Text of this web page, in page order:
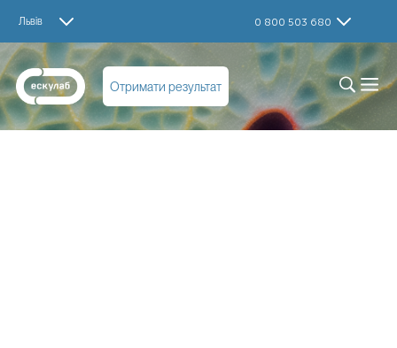
Львів 0 800 503 680
Отримати результат